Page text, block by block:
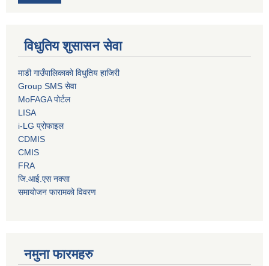
विधुतिय शुसासन सेवा
माडी गाउँपालिकाको विधुतिय हाजिरी
Group SMS सेवा
MoFAGA पोर्टल
LISA
i-LG प्रोफाइल
CDMIS
CMIS
FRA
जि.आई.एस नक्सा
समायोजन फारामको विवरण
नमुना फारमहरु